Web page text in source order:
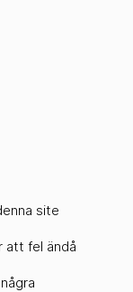
site
att fel ändå